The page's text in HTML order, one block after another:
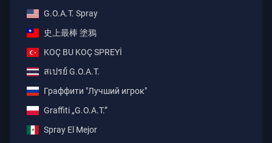
G.O.A.T. Spray
史上最棒 塗鴉
KOÇ BU KOÇ SPREYİ
สเปรย์ G.O.A.T.
Граффити "Лучший игрок"
Graffiti „G.O.A.T.”
Spray El Mejor